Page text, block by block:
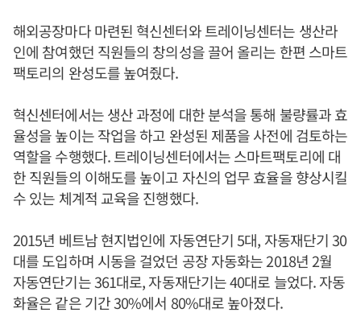
해외공장마다 마련된 혁신센터와 트레이닝센터는 생산라
인에 참여했던 직원들의 창의성을 끌어 올리는 한편 스마트
팩토리의 완성도를 높여줬다.
혁신센터에서는 생산 과정에 대한 분석을 통해 불량률과 효
율성을 높이는 작업을 하고 완성된 제품을 사전에 검토하는
역할을 수행했다. 트레이닝센터에서는 스마트팩토리에 대
한 직원들의 이해도를 높이고 자신의 업무 효율을 향상시킬
수 있는 체계적 교육을 진행했다.
2015년 베트남 현지법인에 자동연단기 5대, 자동재단기 30
대를 도입하며 시동을 걸었던 공장 자동화는 2018년 2월
자동연단기는 361대로, 자동재단기는 40대로 늘었다. 자동
화율은 같은 기간 30%에서 80%대로 높아졌다.